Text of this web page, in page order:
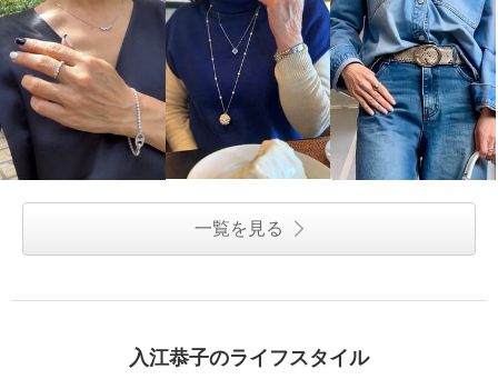
一覧を見る
入江恭子のライフスタイル